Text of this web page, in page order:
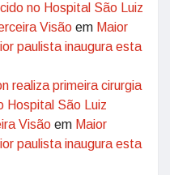
no Hospital São Luiz
Visão em Maior
paulista inaugura esta
realiza primeira cirurgia
Hospital São Luiz
Visão em Maior
paulista inaugura esta